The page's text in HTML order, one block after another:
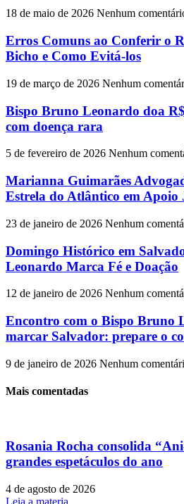
18 de maio de 2026 Nenhum
Erros Comuns ao Conferir o
Bicho e Como Evitá-los
19 de março de 2026 Nenhum
Bispo Bruno Leonardo doa
com doença rara
5 de fevereiro de 2026 Nenhum
Marianna Guimarães
Estrela do Atlântico em Apoio
23 de janeiro de 2026 Nenhum
Domingo Histórico em
Leonardo Marca Fé e Doação
12 de janeiro de 2026 Nenhum
Encontro com o Bispo Bruno
marcar Salvador: prepare o
9 de janeiro de 2026 Nenhum
Mais comentadas
Rosania Rocha consolida
grandes espetáculos do ano
4 de agosto de 2026
Leia a materia